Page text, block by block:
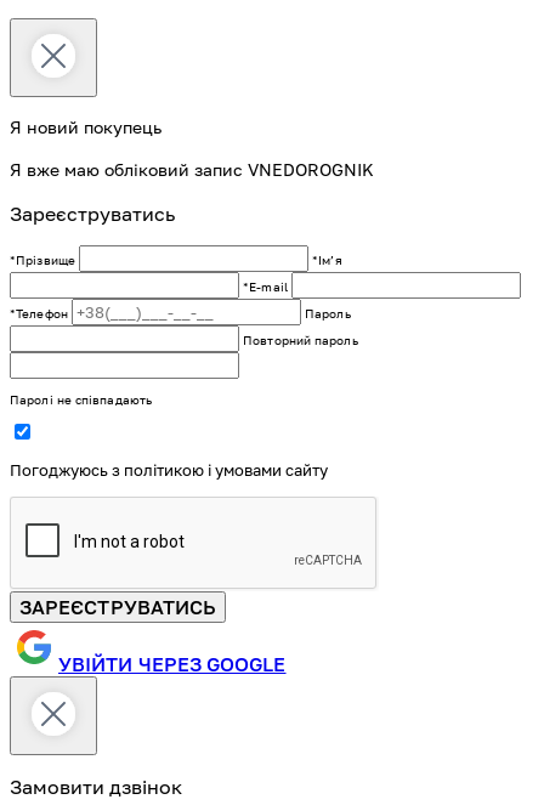
Я новий покупець
Я вже маю обліковий запис VNEDOROGNIK
Зареєструватись
*Прізвище
*Імʼя
*E-mail
*Телефон
Пароль
Повторний пароль
Паролі не співпадають
Погоджуюсь з політикою і умовами сайту
ЗАРЕЄСТРУВАТИСЬ
УВІЙТИ ЧЕРЕЗ GOOGLE
Замовити дзвінок